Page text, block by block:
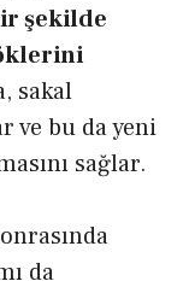
şekilde
sakal
ve bu da yeni
sağlar.
da